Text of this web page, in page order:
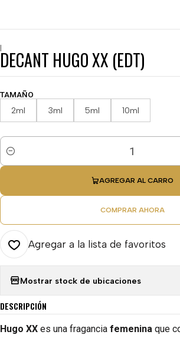
|
DECANT HUGO XX (EDT)
TAMAÑO
2ml 3ml 5ml 10ml
Cantidad
AGREGAR AL CARRO
COMPRAR AHORA
Agregar a la lista de favoritos
Mostrar stock de ubicaciones
DESCRIPCIÓN
Hugo XX es una fragancia femenina que